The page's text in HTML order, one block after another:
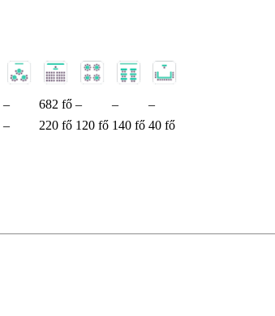
– 682 fő – –
–
– 220 fő 120 fő 140 fő 40 fő